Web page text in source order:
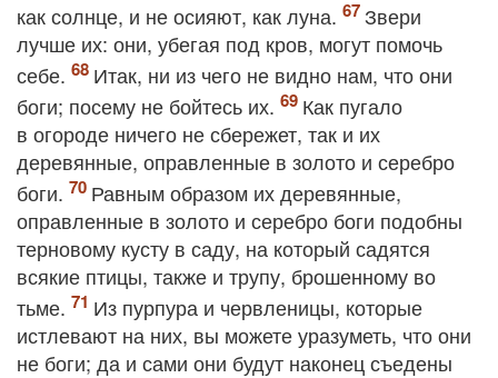
как солнце, и не осияют, как луна.
Звери
лучше их: они, убегая под кров, могут помочь
себе.
Итак, ни из чего не видно нам, что они
боги; посему не бойтесь их.
Как пугало
в огороде ничего не сбережет, так и их
деревянные, оправленные в золото и серебро
боги.
Равным образом их деревянные,
оправленные в золото и серебро боги подобны
терновому кусту в саду, на который садятся
всякие птицы, также и трупу, брошенному во
тьме.
Из пурпура и червленицы, которые
истлевают на них, вы можете уразуметь, что они
не боги; да и сами они будут наконец съедены